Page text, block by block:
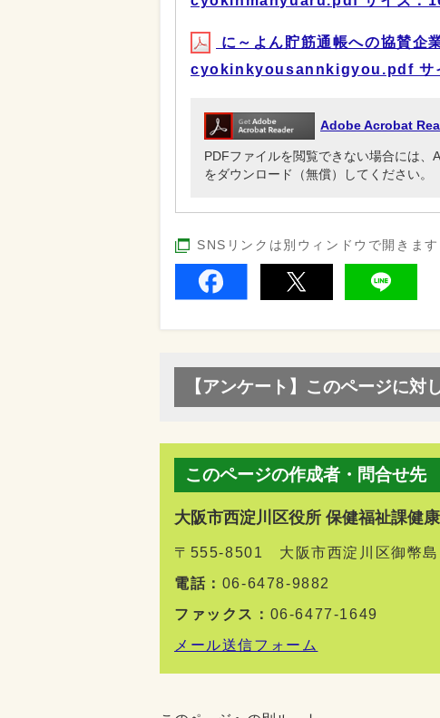
に～よん貯筋通帳への協賛企
cyokinkyousannkigyou.pdf サ
Adobe Acrobat
PDFファイルを閲覧できない場合には
をダウンロード（無償）してください。
SNSリンクは別ウィンドウで開きます
【アンケート】このページに対
このページの作成者・問合せ先
大阪市西淀川区役所 保健福祉課健
〒555-8501 大阪市西淀川区御幣島
電話： 06-6478-9882
ファックス： 06-6477-1649
メール送信フォーム